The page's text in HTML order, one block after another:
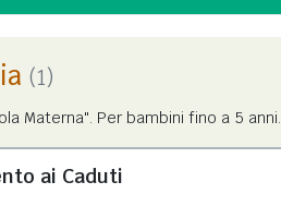
(1)
Materna". Per bambini fino a 5 anni.
ai Caduti